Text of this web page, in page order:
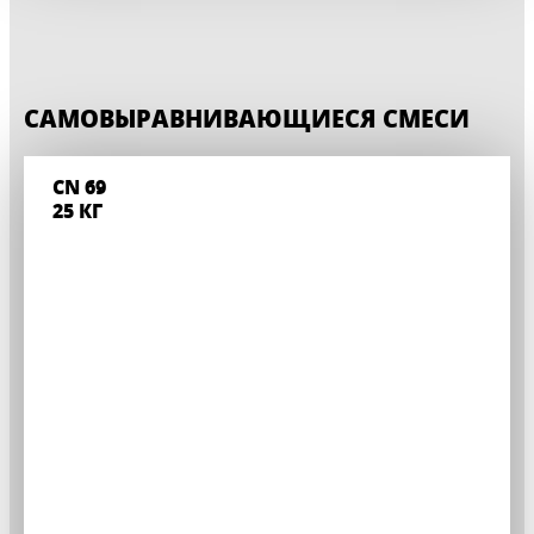
САМОВЫРАВНИВАЮЩИЕСЯ СМЕСИ
CN 69
25 КГ